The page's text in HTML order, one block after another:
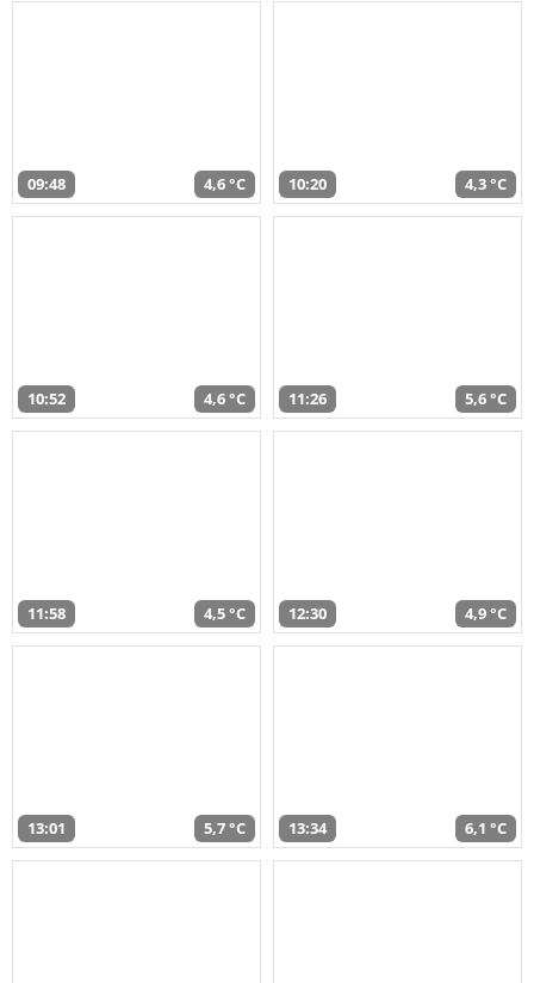
09:48 4,6 °C 10:20 4,3 °C
10:52 4,6 °C 11:26 5,6 °C
11:58 4,5 °C 12:30 4,9 °C
13:01 5,7 °C 13:34 6,1 °C